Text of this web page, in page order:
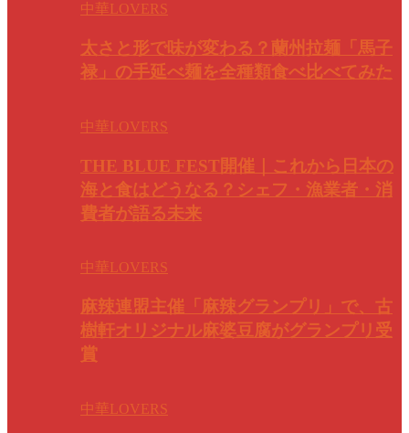
中華LOVERS
太さと形で味が変わる？蘭州拉麺「馬子
禄」の手延べ麺を全種類食べ比べてみた
中華LOVERS
THE BLUE FEST開催｜これから日本の
海と食はどうなる？シェフ・漁業者・消
費者が語る未来
中華LOVERS
麻辣連盟主催「麻辣グランプリ」で、古
樹軒オリジナル麻婆豆腐がグランプリ受
賞
中華LOVERS